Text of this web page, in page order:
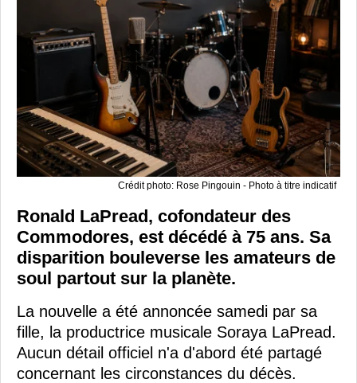
Crédit photo: Rose Pingouin - Photo à titre indicatif
Ronald LaPread, cofondateur des
Commodores, est décédé à 75 ans. Sa
disparition bouleverse les amateurs de
soul partout sur la planète.
La nouvelle a été annoncée samedi par sa
fille, la productrice musicale Soraya LaPread.
Aucun détail officiel n'a d'abord été partagé
concernant les circonstances du décès.